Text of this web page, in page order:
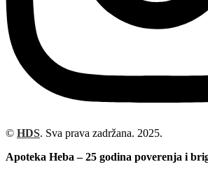
© HDS. Sva prava zadržana. 2025.
Apoteka Heba – 25 godina poverenja i